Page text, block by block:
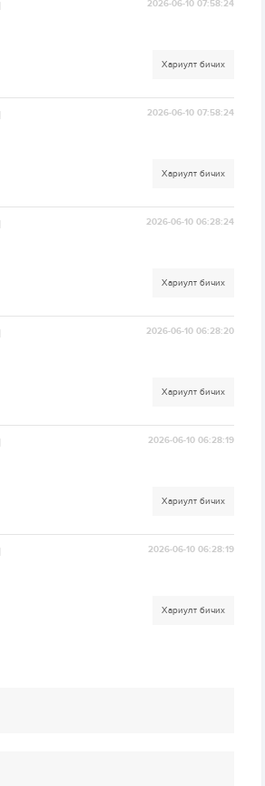
2026-06-10 07:58:24
Хариулт бичих
2026-06-10 07:58:24
Хариулт бичих
2026-06-10 06:28:24
Хариулт бичих
2026-06-10 06:28:20
Хариулт бичих
2026-06-10 06:28:19
Хариулт бичих
2026-06-10 06:28:19
Хариулт бичих